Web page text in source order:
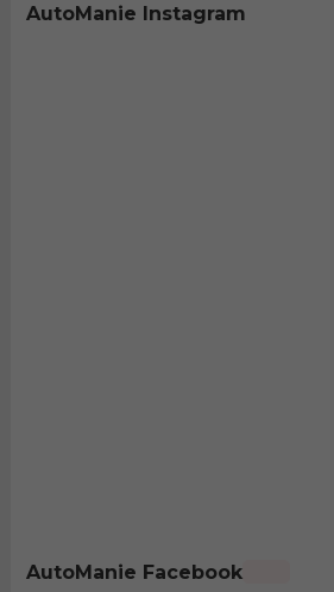
AutoManie Instagram
AutoManie Facebook